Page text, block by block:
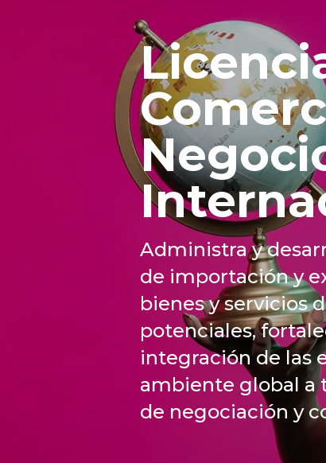
Administra y
de importación y
bienes y servicios
potenciales,
integración de las
ambiente global a
de negociación y